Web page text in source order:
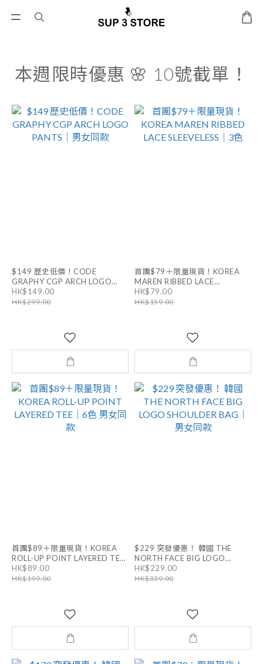
本週限時優惠 🌸 10號截單！
$149 歷史低價！CODE
GRAPHY CGP ARCH LOGO
PANTS｜男女同款
HK$149.00
HK$299.00
首團$79＋限量現貨！KOREA
MAREN RIBBED LACE
SLEEVELESS｜3色
HK$79.00
HK$159.00
首團$89＋限量現貨！KOREA
ROLL-UP POINT LAYERED TEE
｜6色 男女同款
HK$89.00
HK$199.00
$229 突發優惠！ 韓國 THE
NORTH FACE BIG LOGO
SHOULDER BAG｜男女同款
HK$229.00
HK$339.00